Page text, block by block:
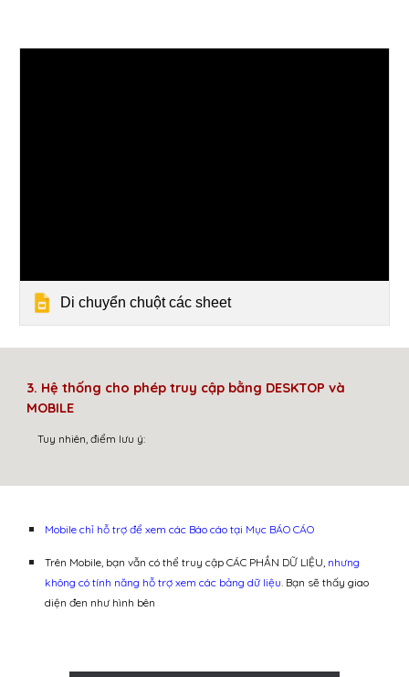
Di chuyển chuột các sheet
3. Hệ thống cho phép truy cập bằng DESKTOP và
MOBILE
Tuy nhiên, điểm lưu ý:
Mobile chỉ hỗ trợ để xem các Báo cáo tại Mục BÁO CÁO
Trên Mobile, bạn vẫn có thể truy cập CÁC PHẦN DỮ LIỆU, nhưng
không có tính năng hỗ trợ xem các bảng dữ liệu . Bạn sẽ thấy giao
diện đen như hình bên